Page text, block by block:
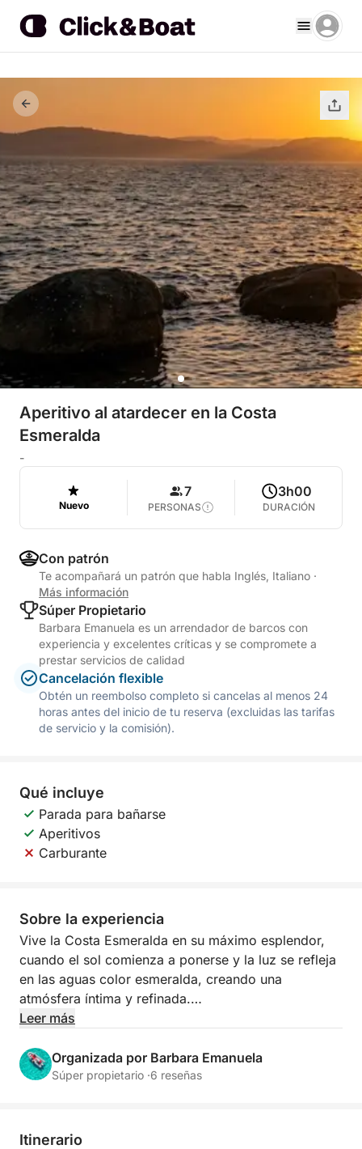
Aperitivo al atardecer en la Costa
Esmeralda
-
Nuevo
7
PERSONAS
3h00
DURACIÓN
Con patrón
Te acompañará un patrón que habla Inglés, Italiano ·
Más información
Súper Propietario
Barbara Emanuela es un arrendador de barcos con
experiencia y excelentes críticas y se compromete a
prestar servicios de calidad
Cancelación flexible
Obtén un reembolso completo si cancelas al menos 24
horas antes del inicio de tu reserva (excluidas las tarifas
de servicio y la comisión).
Qué incluye
Parada para bañarse
Aperitivos
Carburante
Sobre la experiencia
Vive la Costa Esmeralda en su máximo esplendor,
cuando el sol comienza a ponerse y la luz se refleja
en las aguas color esmeralda, creando una
atmósfera íntima y refinada.
de las islas más bellas del archipiélago. Las rocas
de granito se tiñen de dorado y naranja, mientras
inolvidables o disfrutar de un último baño en las
Leer más
Organizada por Barbara Emanuela
Súper propietario ·6 reseñas
Itinerario